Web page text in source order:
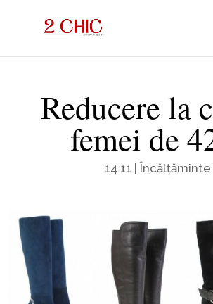
Reducere la
femei de
14.11 Încălțăminte